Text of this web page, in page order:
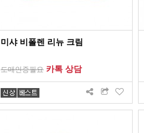
미샤 비폴렌 리뉴 크림
도매인증필요 카톡 상담